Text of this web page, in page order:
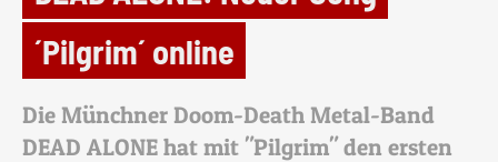
´Pilgrim´ online
Die Münchner Doom-Death Metal-Band
DEAD ALONE hat mit "Pilgrim" den ersten